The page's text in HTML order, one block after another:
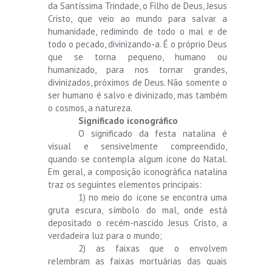
da Santíssima Trindade, o Filho de Deus, Jesus
Cristo, que veio ao mundo para salvar a
humanidade, redimindo de todo o mal e de
todo o pecado, divinizando-a. É o próprio Deus
que se torna pequeno, humano ou
humanizado, para nos tornar grandes,
divinizados, próximos de Deus. Não somente o
ser humano é salvo e divinizado, mas também
o cosmos, a natureza.
Significado iconográfico
O significado da festa natalina é
visual e sensivelmente compreendido,
quando se contempla algum ícone do Natal.
Em geral, a composição iconográfica natalina
traz os seguintes elementos principais:
1) no meio do ícone se encontra uma
gruta escura, símbolo do mal, onde está
depositado o recém-nascido Jesus Cristo, a
verdadeira luz para o mundo;
2) as faixas que o envolvem
relembram as faixas mortuárias das quais